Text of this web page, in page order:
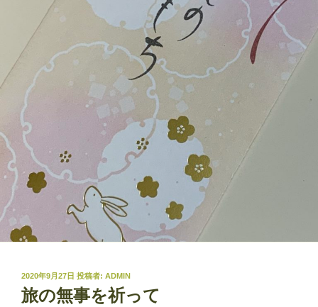
投
稿
日:
2020年9月27日 投稿者: ADMIN
旅の無事を祈って